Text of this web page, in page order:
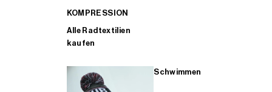
KOMPRESSION
Alle Radtextilien
kaufen
Schwimmen